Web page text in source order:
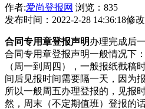
作者:爱尚登报网 浏览：835
发布时间：2022-2-28 14:36:18修
合同专用章登报声明办理完成后
合同专用章登报声明一般情况下
（周一到周四），一般报纸截稿
间后见报时间需要隔一天，因为
所以一般周五办理登报的，见报
然，周末（不定期值班）登报的